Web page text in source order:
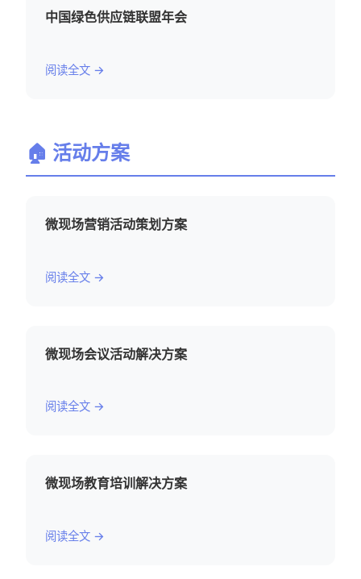
中国绿色供应链联盟年会
阅读全文 →
🏠 活动方案
微现场营销活动策划方案
阅读全文 →
微现场会议活动解决方案
阅读全文 →
微现场教育培训解决方案
阅读全文 →